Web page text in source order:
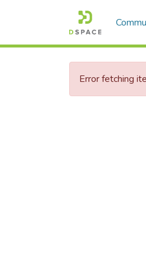
Error fetching